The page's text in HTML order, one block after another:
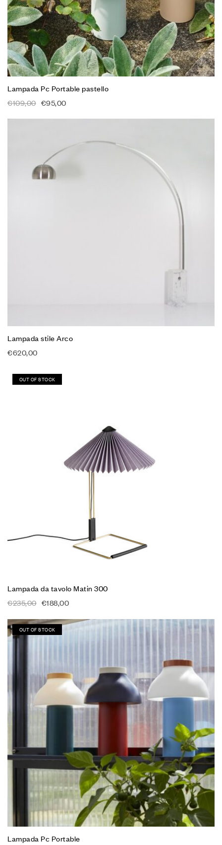
Lampada Pc Portable pastello
€109,00 €95,00
Lampada stile Arco
€620,00
In offerta!
OUT OF STOCK
Lampada da tavolo Matin 300
€235,00 €188,00
OUT OF STOCK
Lampada Pc Portable